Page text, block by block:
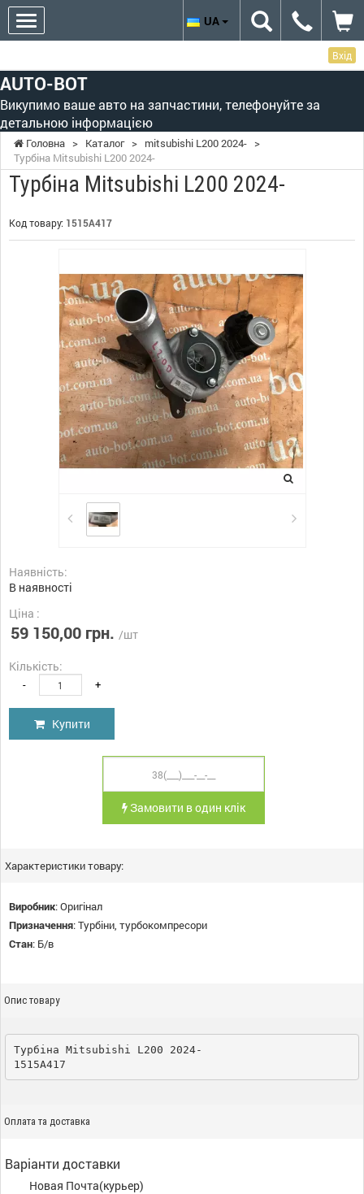
Вхід
AUTO-BOT
Викупимо ваше авто на запчастини, телефонуйте за
детальною інформацією
UA
Головна > Каталог > mitsubishi L200 2024- >
Турбіна Mitsubishi L200 2024-
Турбіна Mitsubishi L200 2024-
Код товару: 1515A417
Наявність:
В наявності
Ціна :
59 150,00 грн. /шт
Кількість:
- +
Купити
Замовити в один клік
Характеристики товару:
Виробник:Оригінал
Призначення:Турбіни, турбокомпресори
Стан: Б/в
Опис товару
Турбіна Mitsubishi L200 2024-
1515A417
Оплата та доставка
Варіанти доставки
Новая Почта(курьер)